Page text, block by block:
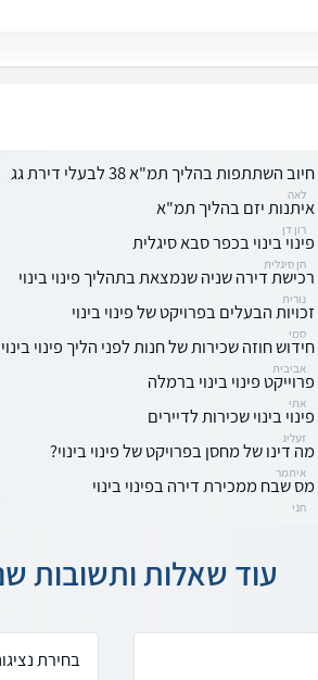
חיוב השתתפות בהליך תמ"א 38 לבעלי דירת גג
לאה
איתנות יזם בהליך תמ"א
רון דן
פינוי בינוי בכפר סבא סיגלית
חן סיגלית
רכישת דירה שניה שנמצאת בתהליך פינוי בינוי
נורית
זכויות הבעלים בפרויקט של פינוי בינוי
סמי
חידוש חוזה שכירות של חנות לפני הליך פינוי בינוי
אביבית
פרוייקט פינוי בינוי ברמלה
אתי
פינוי בינוי שכירות לדיירים
זעליג
מה דינו של מחסן בפרויקט של פינוי בינוי?
איתמר
מס שבח ממכירת דירה בפינוי בינוי
חני
עוד שאלות ותשובות
בחירת